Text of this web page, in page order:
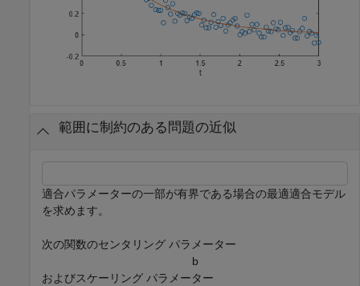
範囲に制約のある問題の近似
適合パラメーターの一部が有界である場合の最適適合モデル
を求めます。
次の関数のセンタリング パラメーター
b
およびスケーリング パラメーター